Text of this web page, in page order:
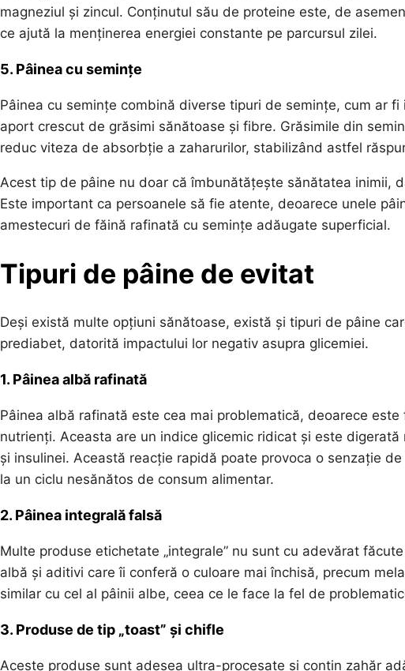
magneziul și zincul. Conținutul său de proteine este, de
ce ajută la menținerea energiei constante pe parcursul zilei.
5. Pâinea cu semințe
Pâinea cu semințe combină diverse tipuri de semințe, cum ar
aport crescut de grăsimi sănătoase și fibre. Grăsimile din
reduc viteza de absorbție a zaharurilor, stabilizând astfel
Acest tip de pâine nu doar că îmbunătățește sănătatea inimii,
Este important ca persoanele să fie atente, deoarece unele
amestecuri de făină rafinată cu semințe adăugate superficial.
Tipuri de pâine de evitat
Deși există multe opțiuni sănătoase, există și tipuri de pâine
prediabet, datorită impactului lor negativ asupra glicemiei.
1. Pâinea albă rafinată
Pâinea albă rafinată este cea mai problematică, deoarece
nutrienți. Aceasta are un indice glicemic ridicat și este
și insulinei. Această reacție rapidă poate provoca o senzație
la un ciclu nesănătos de consum alimentar.
2. Pâinea integrală falsă
Multe produse etichetate „integrale” nu sunt cu adevărat
albă și aditivi care îi conferă o culoare mai închisă, precum
similar cu cel al pâinii albe, ceea ce le face la fel de
3. Produse de tip „toast” și chifle
Aceste produse sunt adesea ultra-procesate și conțin zahăr